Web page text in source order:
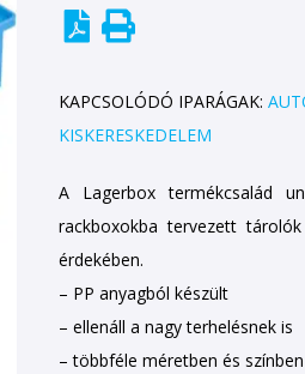
KAPCSOLÓDÓ IPARÁGAK:
KISKERESKEDELEM
A Lagerbox termékcsalád
rackboxokba tervezett
érdekében.
– PP anyagból készült
– ellenáll a nagy terhelésnek is
– többféle méretben és